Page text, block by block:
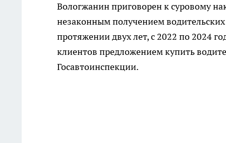
Вологжанин приговорен к суровому
незаконным получением
протяжении двух лет, с 2022 по 2024
клиентов предложением купить
Госавтоинспекции.